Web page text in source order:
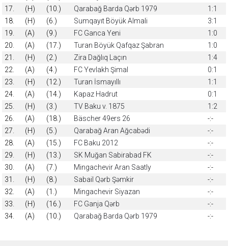
17.
(H) (10.) Qarabağ Barda Qərb 1979
1:1
18.
(H) (6.) Sumqayıt Böyük Almali
3:1
19.
(A) (9.) FC Ganca Yeni
1:0
20.
(A) (17.) Turan Böyük Qafqaz Şabran
1:0
21.
(H) (2.) Zira Dağlıq Laçın
1:4
22.
(A) (4.) FC Yevlakh Şimal
0:1
23.
(H) (12.) Turan İsmayıllı
1:1
24.
(A) (14.) Kapaz Hadrut
0:1
25.
(H) (3.) TV Baku v. 1875
1:2
26.
(A) (18.) Bäscher 49ers 26
-:-
27.
(H) (5.) Qarabağ Aran Ağcabədi
-:-
28.
(A) (15.) FC Baku 2012
-:-
29.
(H) (13.) SK Muğan Sabirabad FK
-:-
30.
(A) (7.) Mingachevir Aran Saatly
-:-
31.
(H) (8.) Sabail Qərb Şəmkir
-:-
32.
(A) (1.) Mingachevir Siyazan
-:-
33.
(H) (16.) FC Ganja Qərb
-:-
34.
(A) (10.) Qarabağ Barda Qərb 1979 -:-